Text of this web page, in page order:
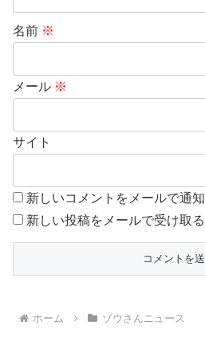
名前 ※
メール ※
サイト
新しいコメントをメールで通知
新しい投稿をメールで受け取る
ホーム ゾウさんニュース